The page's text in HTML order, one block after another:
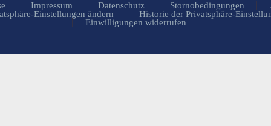
Impressum Datenschutz Stornobedingungen
Einstellungen ändern
Historie der Privatsphäre-
Einwilligungen widerrufen